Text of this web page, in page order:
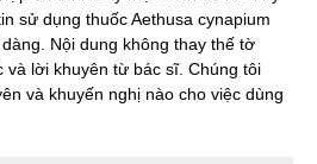
sử dụng thuốc Aethusa cynapium
Nội dung không thay thế tờ
và lời khuyên từ bác sĩ. Chúng tôi
và khuyến nghị nào cho việc dùng